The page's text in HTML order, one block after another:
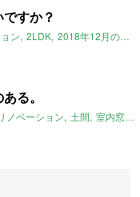
すか？
ン 2LDK 2018年12月のおすすめ
る。
ノベーション 土間 室内窓